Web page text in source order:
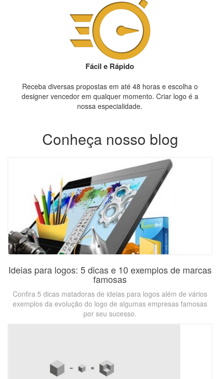
Fácil e Rápido
Receba diversas propostas em até 48 horas e escolha o
designer vencedor em qualquer momento. Criar logo é a
nossa especialidade.
Conheça nosso blog
Ideias para logos: 5 dicas e 10 exemplos de marcas
famosas
Confira 5 dicas matadoras de ideias para logos além de vários
exemplos da evolução do logo de algumas empresas famosas
por seu sucesso.